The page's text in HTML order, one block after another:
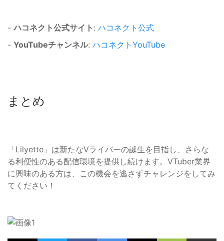
-ハコネクト公式サイト : ハコネクト公式
- YouTubeチャンネル: ハコネクトYouTube
まとめ
「Lilyette」は新たなVライバーの誕生を目指し、さらな
る利便性のある配信環境を提供し続けます。VTuber業界
に興味のある方は、この機会を逃さずチャレンジをしてみ
てください！